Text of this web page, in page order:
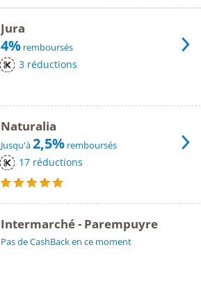
Jura
4% remboursés
3 réductions
Naturalia
Jusqu'à2,5% remboursés
17 réductions
Intermarché - Parempuyre
Pas de CashBack en ce moment